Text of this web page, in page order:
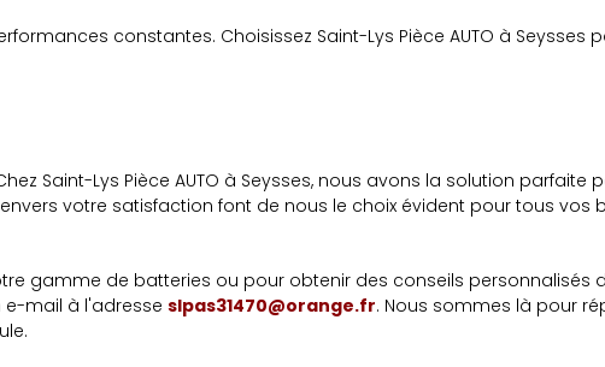
constantes. Choisissez Saint-Lys Pièce AUTO à Seysses
Saint-Lys Pièce AUTO à Seysses, nous avons la solution parfaite
votre satisfaction font de nous le choix évident pour tous vos
gamme de batteries ou pour obtenir des conseils personnalisés
e-mail à l'adresse slpas31470@orange.fr. Nous sommes là pour